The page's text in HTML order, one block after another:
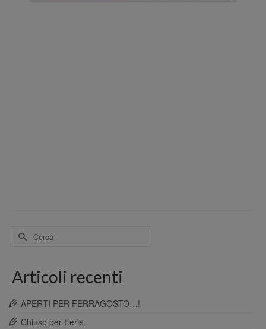
Cerca
per:
Articoli recenti
APERTI PER FERRAGOSTO…!
Chiuso per Ferie